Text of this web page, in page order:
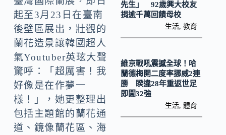
起至3月23日在臺南
後壁區展出，壯觀的
蘭花造景讓韓國超人
氣Youtuber英玹大聲
驚呼：「超厲害！我
好像是在作夢一
樣！」，她更整理出
包括主題館的蘭花通
道、鏡像蘭花區、海
先生」 92歲興大校友
捐逾千萬回饋母校
生活 ,教育
維京戰吼震撼全球！哈
蘭德梅開二度率挪威2連
勝 睽違28年重返世足
即闖32強
生活 ,體育